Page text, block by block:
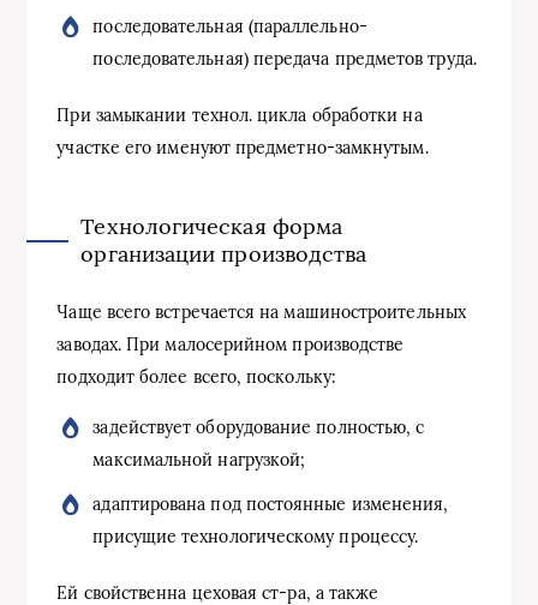
последовательная (параллельно-
последовательная) передача предметов труда.
При замыкании технол. цикла обработки на
участке его именуют предметно-замкнутым.
Технологическая форма
организации производства
Чаще всего встречается на машиностроительных
заводах. При малосерийном производстве
подходит более всего, поскольку:
задействует оборудование полностью, с
максимальной нагрузкой;
адаптирована под постоянные изменения,
присущие технологическому процессу.
Ей свойственна цеховая ст-ра, а также